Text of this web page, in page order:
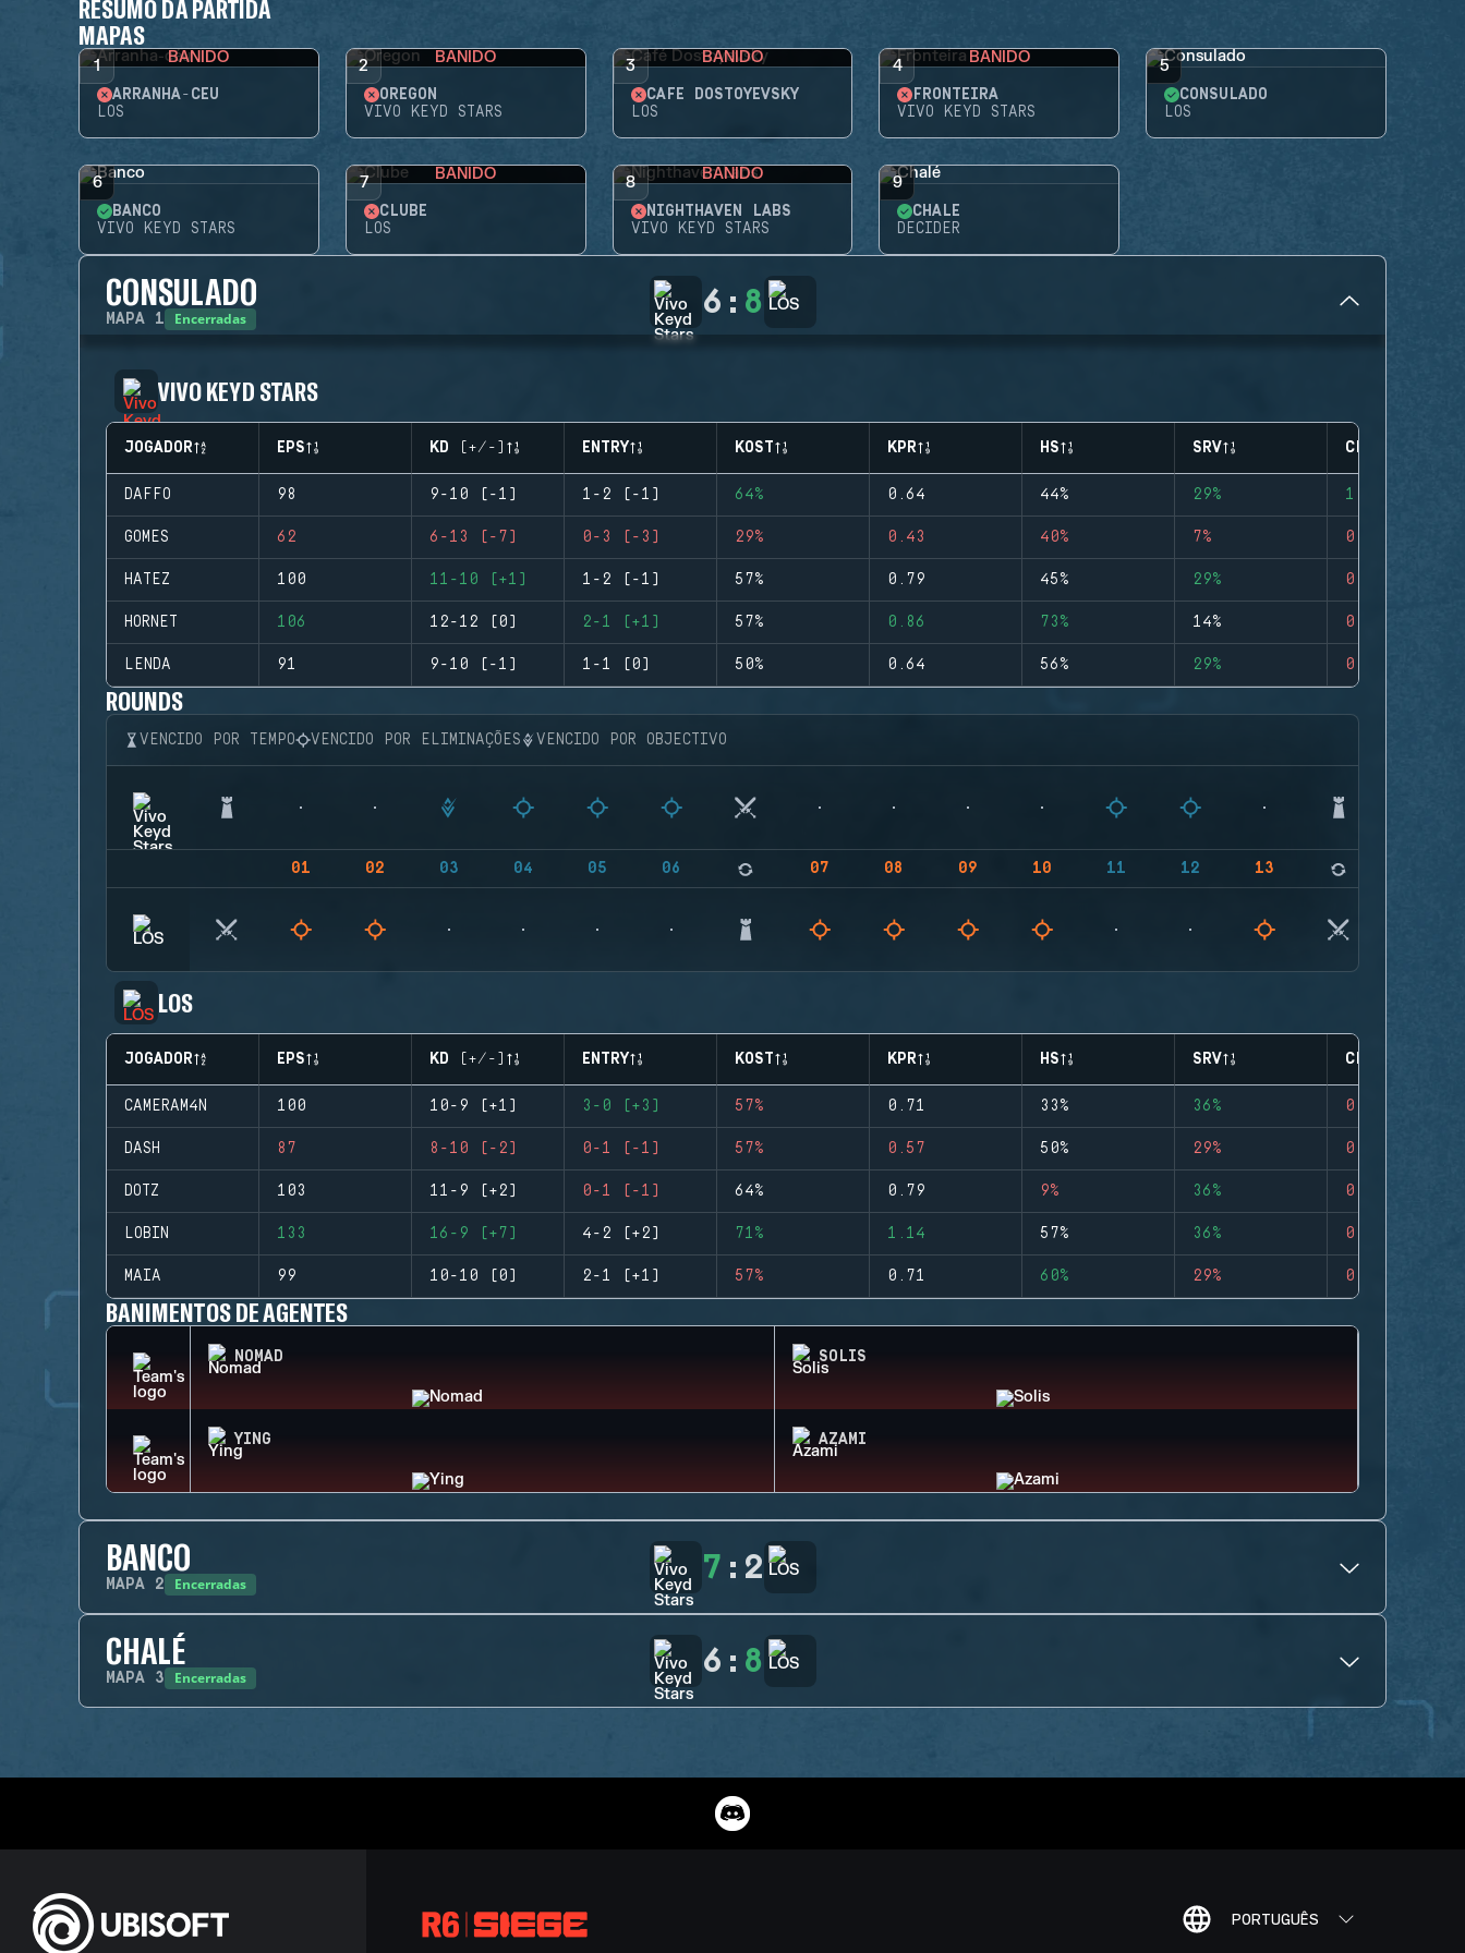
RESUMO DA PARTIDA
MAPAS
1 BANIDO
ARRANHA-CÉU
LOS
2 BANIDO
OREGON
VIVO KEYD STARS
3 BANIDO
CAFÉ DOSTOYEVSKY
LOS
4 BANIDO
FRONTEIRA
VIVO KEYD STARS
5
CONSULADO
LOS
6
BANCO
VIVO KEYD STARS
7 BANIDO
CLUBE
LOS
8 BANIDO
NIGHTHAVEN LABS
VIVO KEYD STARS
9
CHALÉ
DECIDER
CONSULADO
MAPA 1 Encerradas 6 : 8
VIVO KEYD STARS
JOGADOR EPS KD (+/-) ENTRY KOST KPR HS SRV CLUTCHES
DAFFO 98 9-10 (-1) 1-2 (-1) 64% 0.64 44% 29% 1
GOMES 62 6-13 (-7) 0-3 (-3) 29% 0.43 40% 7% 0
HATEZ 100 11-10 (+1) 1-2 (-1) 57% 0.79 45% 29% 0
HORNET 106 12-12 (0) 2-1 (+1) 57% 0.86 73% 14% 0
LENDA 91 9-10 (-1) 1-1 (0) 50% 0.64 56% 29% 0
ROUNDS
VENCIDO POR TEMPO VENCIDO POR ELIMINAÇÕES VENCIDO POR OBJECTIVO
01 02 03 04 05 06 07 08 09 10 11 12 13
LOS
JOGADOR EPS KD (+/-) ENTRY KOST KPR HS SRV CLUTCHES
CAMERAM4N 100 10-9 (+1) 3-0 (+3) 57% 0.71 33% 36% 0
DASH 87 8-10 (-2) 0-1 (-1) 57% 0.57 50% 29% 0
DOTZ 103 11-9 (+2) 0-1 (-1) 64% 0.79 9% 36% 0
LOBIN 133 16-9 (+7) 4-2 (+2) 71% 1.14 57% 36% 0
MAIA 99 10-10 (0) 2-1 (+1) 57% 0.71 60% 29% 0
BANIMENTOS DE AGENTES
NOMAD SOLIS
YING AZAMI
BANCO
MAPA 2 Encerradas 7 : 2
CHALÉ
MAPA 3 Encerradas 6 : 8
PORTUGUÊS